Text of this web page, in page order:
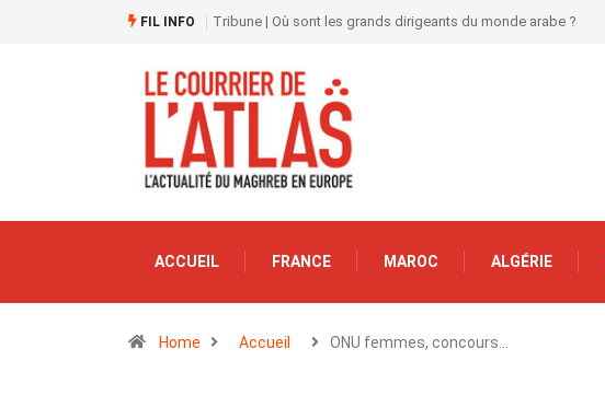
FIL INFO Tribune | Où sont les grands dirigeants du monde arabe ?
ACCUEIL FRANCE MAROC ALGÉRIE
Home Accueil ONU femmes, concours…